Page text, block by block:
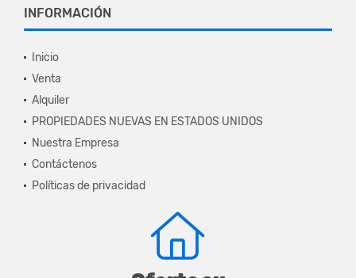
INFORMACIÓN
Inicio
Venta
Alquiler
PROPIEDADES NUEVAS EN ESTADOS UNIDOS
Nuestra Empresa
Contáctenos
Políticas de privacidad